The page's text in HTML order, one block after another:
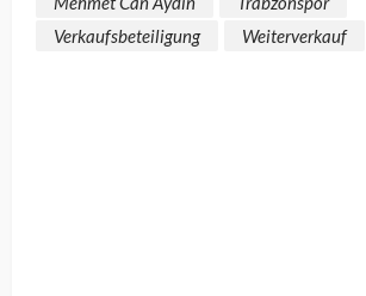
Verkaufsbeteiligung
Weiterverkauf